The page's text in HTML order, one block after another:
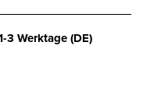
3 Werktage(DE)